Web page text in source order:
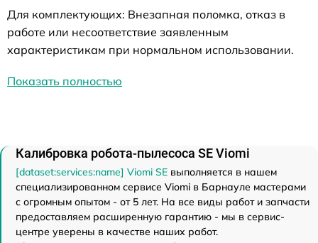
Для комплектующих: Внезапная поломка, отказ в
работе или несоответствие заявленным
характеристикам при нормальном использовании.
Показать полностью
Калибровка робота-пылесоса SE Viomi
[dataset:services:name] Viomi SE выполняется в нашем
специализированном сервисе Viomi в Барнауле мастерами
с огромным опытом - от 5 лет. На все виды работ и запчасти
предоставляем расширенную гарантию - мы в сервис-
центре уверены в качестве наших работ.